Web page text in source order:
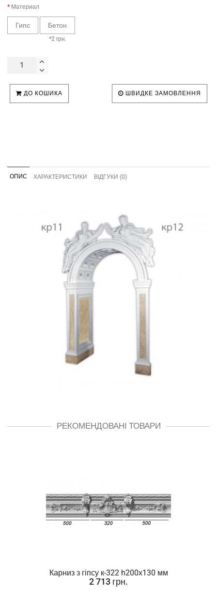
Материал
Гипс Бетон
*2 грн.
ДО КОШИКА ШВИДКЕ ЗАМОВЛЕННЯ
ОПИС ХАРАКТЕРИСТИКИ ВІДГУКИ (0)
РЕКОМЕНДОВАНІ ТОВАРИ
Карниз з гіпсу к-322 h200х130 мм
2 713 грн.